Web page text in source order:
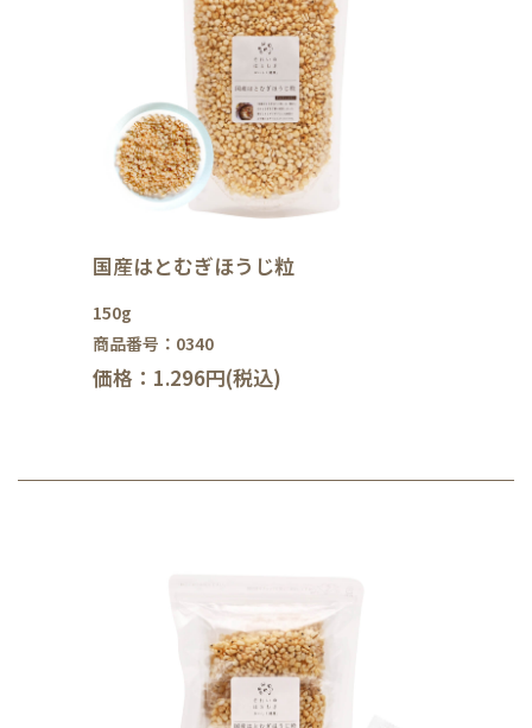
国産はとむぎほうじ粒
150g
商品番号：0340
価格：1.296円(税込)